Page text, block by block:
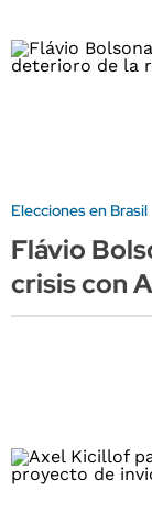
Elecciones en Brasil
Flávio
crisis con